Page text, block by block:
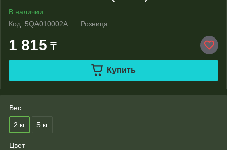
В наличии
Код: 5QA010002A
Розница
1 815 ₸
Купить
Вес
2 кг 5 кг
Цвет